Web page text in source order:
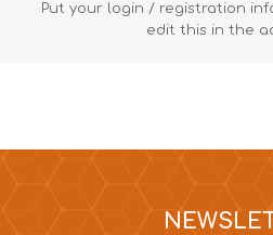
Put your login / registration
edit this in the